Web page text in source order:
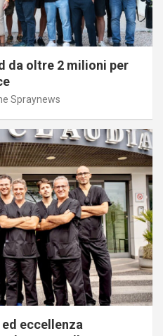
da oltre 2 milioni per
Spraynews
eccellenza